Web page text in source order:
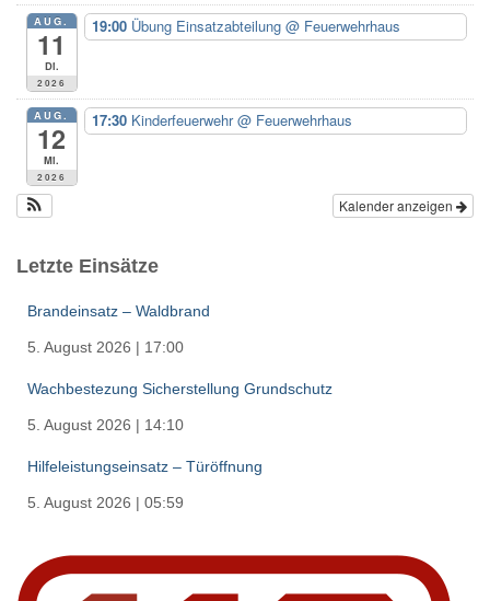
:
AUG.
11
Di.
2026
19:00 Übung Einsatzabteilung @ Feuerwehrhaus
AUG.
12
Mi.
2026
17:30 Kinderfeuerwehr@ Feuerwehrhaus
Kalender anzeigen
Letzte Einsätze
Brandeinsatz – Waldbrand
5. August 2026 | 17:00
Wachbestezung Sicherstellung Grundschutz
5. August 2026 | 14:10
Hilfeleistungseinsatz – Türöffnung
5. August 2026 | 05:59